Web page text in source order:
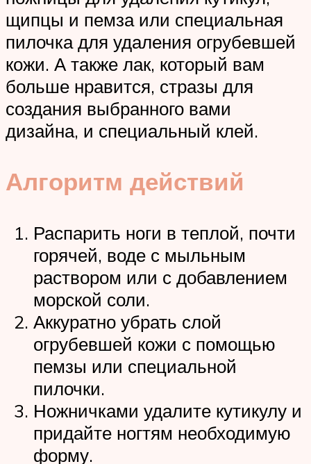
щипцы и пемза или специальная
пилочка для удаления огрубевшей
кожи. А также лак, который вам
больше нравится, стразы для
создания выбранного вами
дизайна, и специальный клей.
Алгоритм действий
Распарить ноги в теплой, почти
горячей, воде с мыльным
раствором или с добавлением
морской соли.
Аккуратно убрать слой
огрубевшей кожи с помощью
пемзы или специальной
пилочки.
Ножничками удалите кутикулу и
придайте ногтям необходимую
форму.